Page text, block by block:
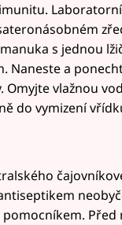
s jednou
Naneste a
Omyjte vlažnou
do vymizení